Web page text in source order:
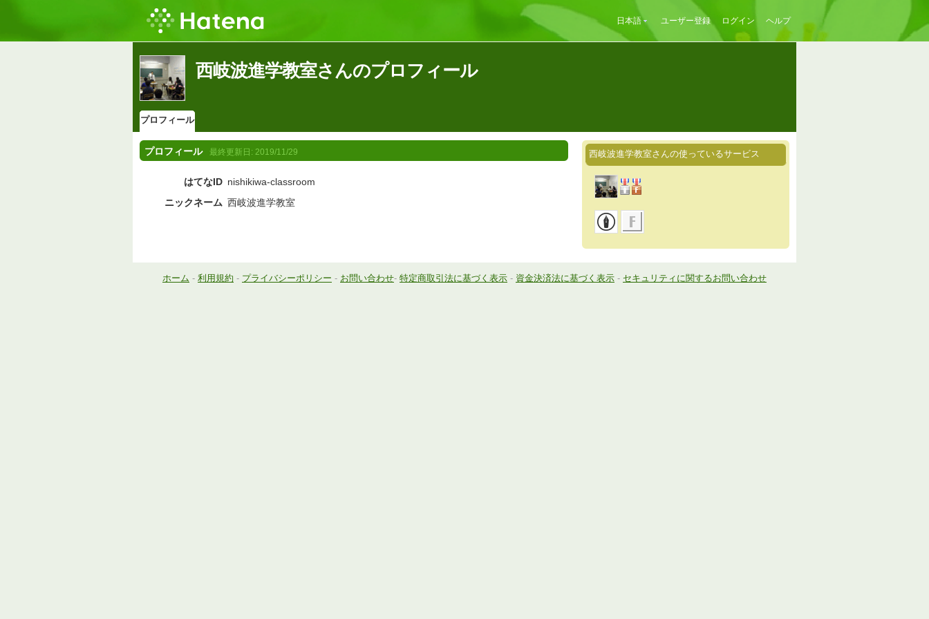
日本語 ユーザー登録 ログイン ヘルプ
西岐波進学教室さんのプロフィール
プロフィール
プロフィール 最終更新日: 2019/11/29
はてなID nishikiwa-classroom
ニックネーム 西岐波進学教室
西岐波進学教室さんの使っているサービス
ホーム - 利用規約 - プライバシーポリシー - お問い合わせ- 特定商取引法に基づく表示 - 資金決済法に基づく表示 - セキュリティに関するお問い合わせ